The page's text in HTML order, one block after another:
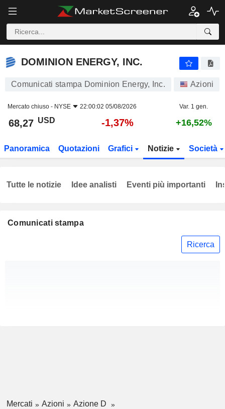
DOMINION ENERGY, INC.
DOMINION ENERGY, INC.
Comunicati stampa Dominion Energy, Inc. Azioni
Mercato chiuso - NYSE 22:00:02 05/08/2026 Var. 1 gen.
68,27 USD -1,37% +16,52%
Panoramica Quotazioni Grafici Notizie Società
Comunicati stampa
Ricerca
Tutte le notizie Idee analisti Eventi più importanti
Mercati Azioni
Azione D